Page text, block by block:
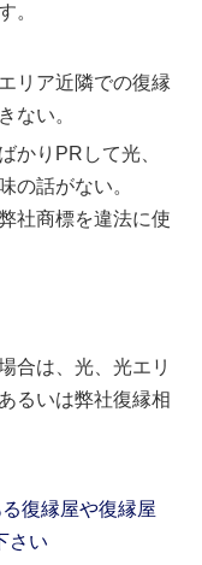
。
リア近隣での復縁
ない。
かりPRして光、
の話がない。
社商標を違法に使
合は、光、光エリ
るいは弊社復縁相
復縁屋や復縁屋
さい